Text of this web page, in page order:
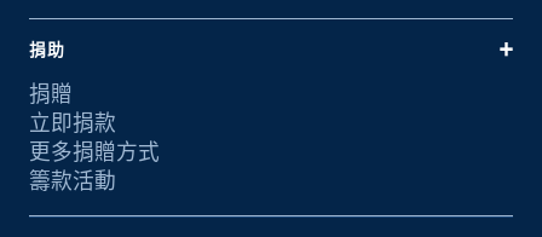
捐助
捐贈
立即捐款
更多捐贈方式
籌款活動